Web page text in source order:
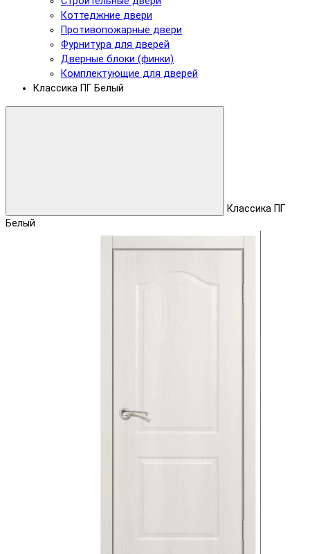
Коттеджние двери
Противопожарные двери
Фурнитура для дверей
Дверные блоки (финки)
Комплектующие для дверей
Классика ПГ Белый
Классика ПГ
Белый